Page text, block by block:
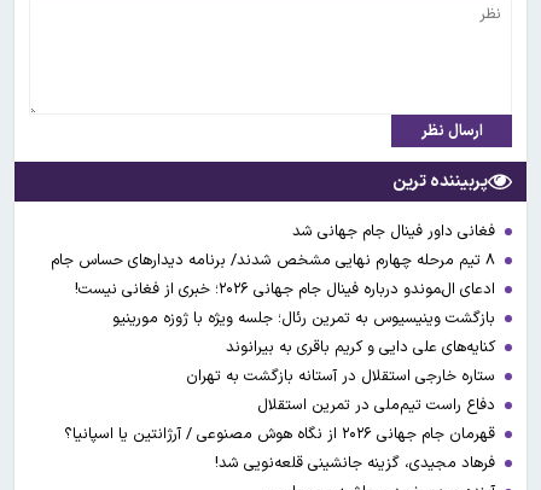
ارسال نظر
پربیننده ترین
فغانی داور فینال جام جهانی شد
ادعای ال‌‍موندو درباره فینال جام جهانی ۲۰۲۶؛ خبری از فغانی نیست!
بازگشت وینیسیوس به تمرین رئال؛ جلسه ویژه با ژوزه مورینیو
کنایه‌های علی دایی و کریم باقری به بیرانوند
ستاره خارجی استقلال در آستانه بازگشت به تهران
دفاع راست تیم‌ملی در تمرین استقلال
قهرمان جام جهانی ۲۰۲۶ از نگاه هوش مصنوعی / آرژانتین یا اسپانیا؟
فرهاد مجیدی، گزینه جانشینی قلعه‌نویی شد!